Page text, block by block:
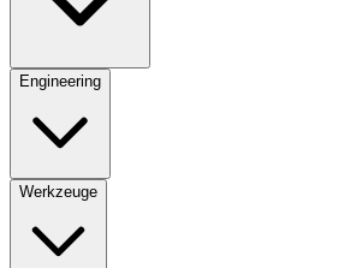
Engineering
Werkzeuge